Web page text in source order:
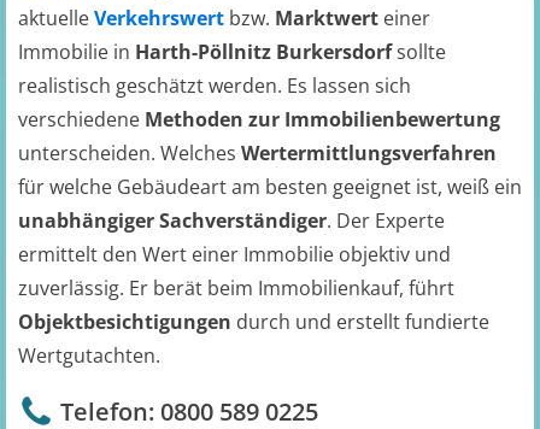
aktuelleVerkehrswert bzw. Marktwert einer
Immobilie in Harth-Pöllnitz Burkersdorfsollte
realistisch geschätzt werden. Es lassen sich
verschiedene Methoden zur Immobilienbewertung
unterscheiden. Welches Wertermittlungsverfahren
für welche Gebäudeart am besten geeignet ist, weiß ein
unabhängiger Sachverständiger. Der Experte
ermittelt den Wert einer Immobilie objektiv und
zuverlässig. Er berät beim Immobilienkauf, führt
Objektbesichtigungen durch und erstellt fundierte
Wertgutachten.
Telefon: 0800 589 0225